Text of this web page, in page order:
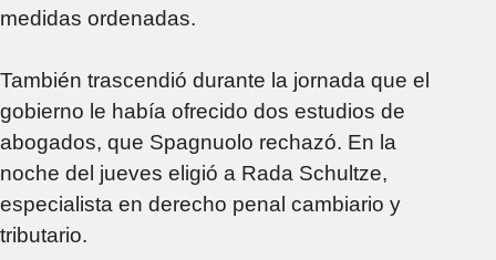
medidas ordenadas.
También trascendió durante la jornada que el
gobierno le había ofrecido dos estudios de
abogados, que Spagnuolo rechazó. En la
noche del jueves eligió a Rada Schultze,
especialista en derecho penal cambiario y
tributario.